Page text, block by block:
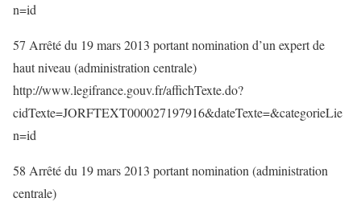
n=id
57 Arrêté du 19 mars 2013 portant nomination d’un expert de
haut niveau (administration centrale)
http://www.legifrance.gouv.fr/affichTexte.do?
cidTexte=JORFTEXT000027197916&dateTexte=&categorieLie
n=id
58 Arrêté du 19 mars 2013 portant nomination (administration
centrale)